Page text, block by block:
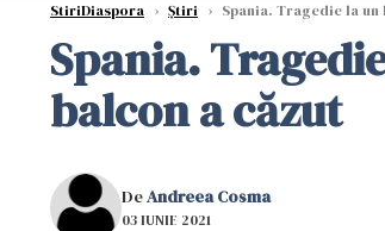
StiriDiaspora › Știri › Spania. Tragedie la
Spania.
balcon a căzut
DeAndreea Cosma
03 IUNIE 2021